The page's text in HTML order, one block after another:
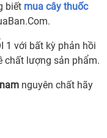
biết mua cây thuốc
1 với bất kỳ phản hồi
chất lượng sản phẩm.
nguyên chất hãy